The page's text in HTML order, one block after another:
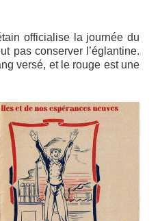
officialise la journée du
pas conserver l’églantine.
versé, et le rouge est une